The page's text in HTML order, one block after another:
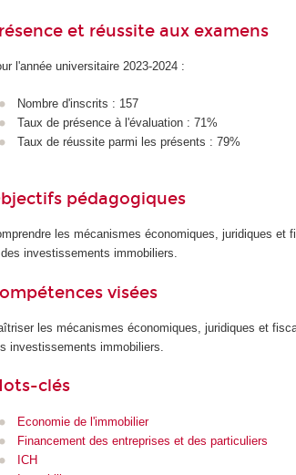
et réussite aux examens
l'année universitaire 2023-2024 :
Nombre d'inscrits : 157
Taux de présence à l'évaluation : 71%
Taux de réussite parmi les présents : 79%
pédagogiques
les mécanismes économiques, juridiques et
investissements immobiliers.
visées
les mécanismes économiques, juridiques et
investissements immobiliers.
clés
Economie de l'immobilier
Financement des entreprises et des particuliers
ICH